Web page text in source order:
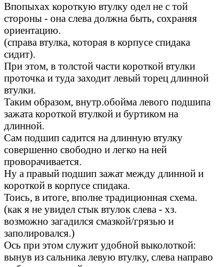
Впопыхах короткую втулку одел не с той
стороны - она слева должна быть, сохраняя
ориентацию.
(справа втулка, которая в корпусе спидака
сидит).
При этом, в толстой части короткой втулки
проточка и туда заходит левый торец длинной
втулки.
Таким образом, внутр.обойма левого подшипа
зажата короткой втулкой и буртиком на
длинной.
Сам подшип садится на длинную втулку
совершенно свободно и легко на ней
проворачивается.
Ну а правый подшип зажат между длинной и
короткой в корпусе спидака.
Тоись, в итоге, вполне традиционная схема.
(как я не увидел стык втулок слева - хз.
возможно загадился смазкой/грязью и
заполировался.)
Ось при этом служит удобной выколоткой:
вынув из сальника левую втулку, слева направо